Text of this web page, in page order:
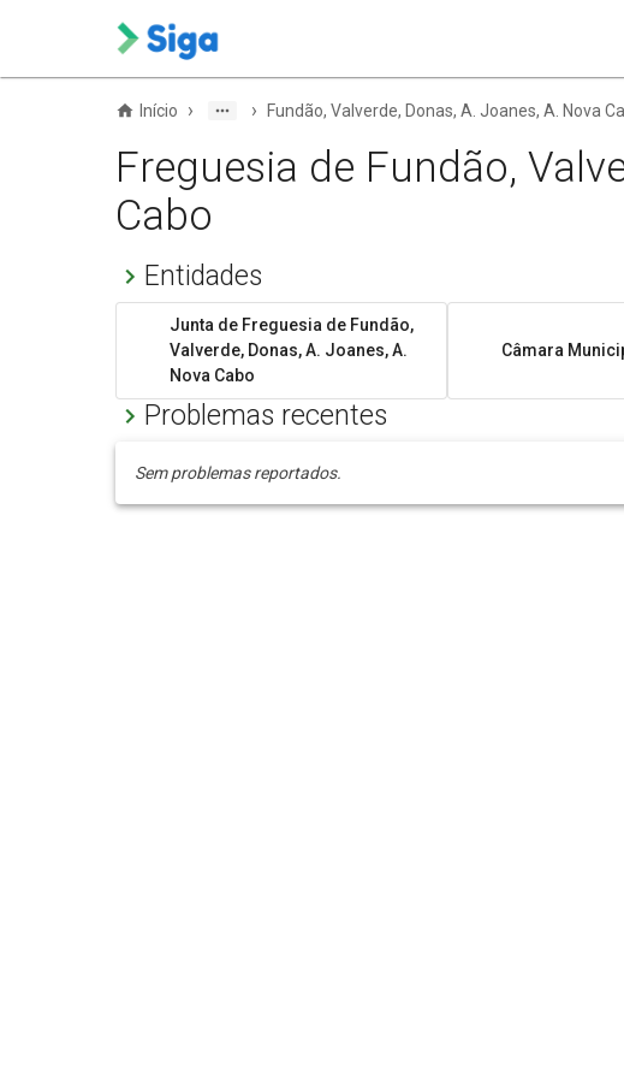
Início › › Fundão, Valverde, Donas, A. Joanes, A. Nova
Freguesia de Fundão,
Cabo
Entidades
Junta de Freguesia de Fundão,
Valverde, Donas, A. Joanes, A.
Nova Cabo
Câmara
Problemas recentes
Sem problemas reportados.